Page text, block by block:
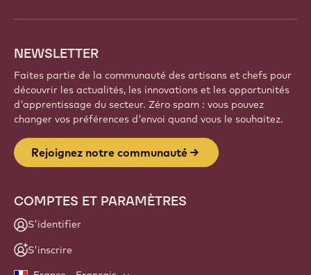
NEWSLETTER
Faites partie de la communauté des artisans et chefs pour
découvrir les actualités, les innovations et les opportunités
d'apprentissage du secteur. Zéro spam : vous pouvez
changer vos préférences d'envoi quand vous le souhaitez.
Rejoignez notre communauté
COMPTES ET PARAMÈTRES
S'identifier
S'inscrire